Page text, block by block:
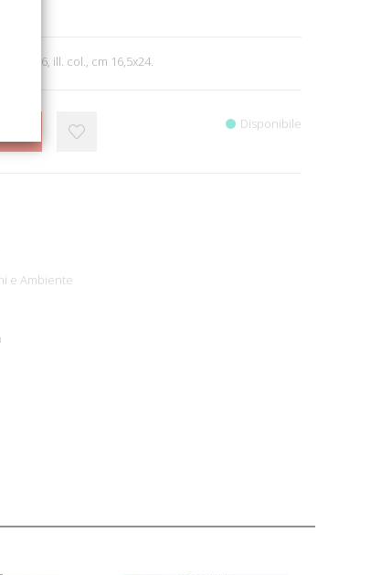
pp. 96, ill. col., cm 16,5x24.
Disponibile
e Ambiente